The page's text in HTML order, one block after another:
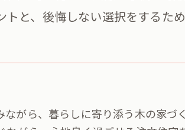
と、後悔しない選択をするた
がら、暮らしに寄り添う木の家づ